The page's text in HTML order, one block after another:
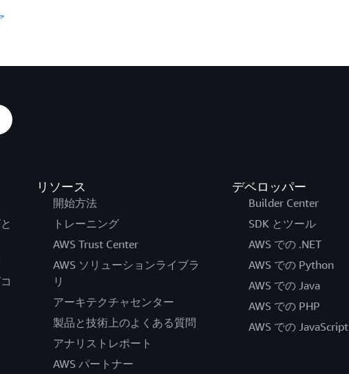
リソース
開始方法
トレーニング
AWS Trust Center
AWS ソリューションライブラ
リ
アーキテクチャセンター
製品と技術上のよくある質問
アナリストレポート
AWS パートナー
デベロッパー
Builder Center
SDK とツール
AWS での .NET
AWS での Python
AWS での Java
AWS での PHP
AWS での JavaScript